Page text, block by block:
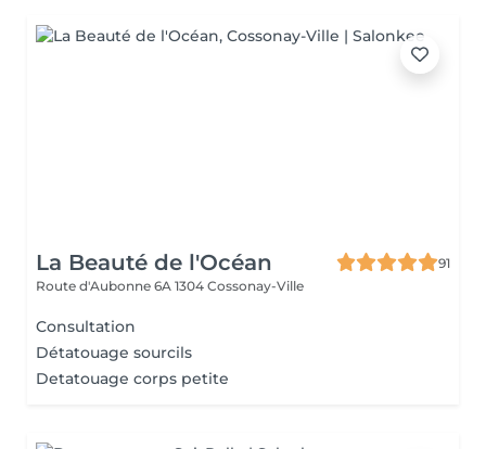
La Beauté de l'Océan
91
Route d'Aubonne 6A 1304 Cossonay-Ville
Consultation
Détatouage sourcils
Detatouage corps petite